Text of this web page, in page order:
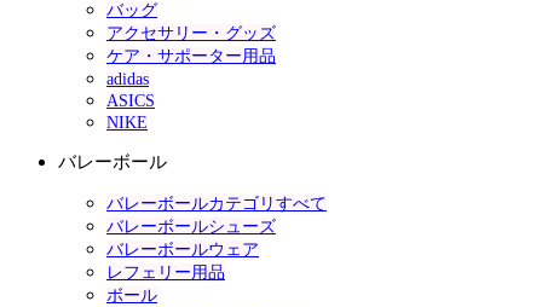
バッグ
アクセサリー・グッズ
ケア・サポーター用品
adidas
ASICS
NIKE
バレーボール
バレーボールカテゴリすべて
バレーボールシューズ
バレーボールウェア
レフェリー用品
ボール